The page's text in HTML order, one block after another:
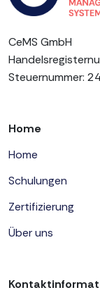
CeMS GmbH
Steuernummer:
Home
Home
Schulungen
Zertifizierung
Über uns